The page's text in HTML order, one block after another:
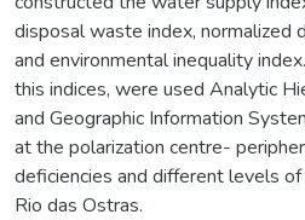
disposal waste index, normalized
and environmental inequality
this indices, were used Analytic
and Geographic Information
at the polarization centre-
deficiencies and different levels
Rio das Ostras.